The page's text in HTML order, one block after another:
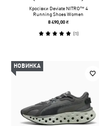
Кросівки Deviate NITRO™ 4
Running Shoes Women
8 490,00 ₴
(1)
НОВИНКА